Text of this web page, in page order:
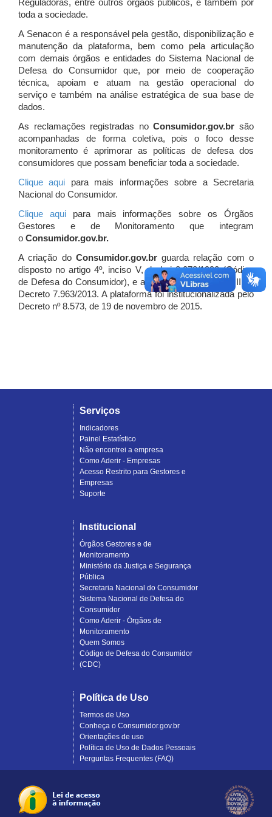
Reguladoras, entre outros órgãos públicos, e também por
toda a sociedade.
A Senacon é a responsável pela gestão, disponibilização e
manutenção da plataforma, bem como pela articulação
com demais órgãos e entidades do Sistema Nacional de
Defesa do Consumidor que, por meio de cooperação
técnica, apoiam e atuam na gestão operacional do
serviço e também na análise estratégica de sua base de
dados.
As reclamações registradas noConsumidor.gov.br são
acompanhadas de forma coletiva, pois o foco desse
monitoramento é aprimorar as políticas de defesa dos
consumidores que possam beneficiar toda a sociedade.
Clique aqui para mais informações sobre a Secretaria
Nacional do Consumidor.
Clique aquipara mais informações sobre os Órgãos
Gestores e de Monitoramento que integram
o Consumidor.gov.br.
A criação do Consumidor.gov.brguarda relação com o
disposto no artigo 4º, inciso V, da Lei 8.078/1990 (Código
de Defesa do Consumidor), e artigo 7º, incisos I, II e III do
Decreto 7.963/2013. A plataforma foi institucionalizada pelo
Decreto nº 8.573, de 19 de novembro de 2015.
Serviços
Indicadores
Painel Estatístico
Não encontrei a empresa
Como Aderir - Empresas
Acesso Restrito para Gestores e
Empresas
Suporte
Institucional
Órgãos Gestores e de
Monitoramento
Ministério da Justiça e Segurança
Pública
Secretaria Nacional do Consumidor
Sistema Nacional de Defesa do
Consumidor
Como Aderir - Órgãos de
Monitoramento
Quem Somos
Código de Defesa do Consumidor
(CDC)
Política de Uso
Termos de Uso
Conheça o Consumidor.gov.br
Orientações de uso
Política de Uso de Dados Pessoais
Perguntas Frequentes (FAQ)